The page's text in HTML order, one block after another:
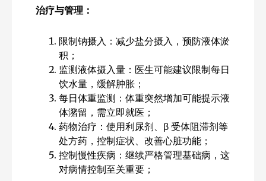
治疗与管理：
限制钠摄入：减少盐分摄入，预防液体淤
积；
监测液体摄入量：医生可能建议限制每日
饮水量，缓解肿胀；
每日体重监测：体重突然增加可能提示液
体潴留，需立即就医；
药物治疗：使用利尿剂、β 受体阻滞剂等
处方药，控制症状、改善心脏功能；
控制慢性疾病：继续严格管理基础病，这
对病情控制至关重要；